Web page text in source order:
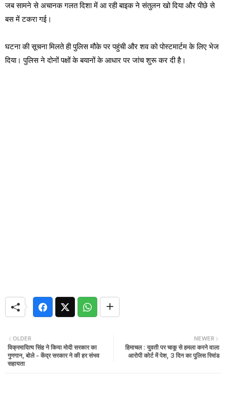
जब सामने से अचानक गलत दिशा में आ रही बाइक ने संतुलन खो दिया और पीछे से
बस में टकरा गई।
घटना की सूचना मिलते ही पुलिस मौके पर पहुंची और शव को पोस्टमार्टम के लिए भेज
दिया। पुलिस ने दोनों पक्षों के बयानों के आधार पर जांच शुरू कर दी है।
NEWER
हिमाचल : युवती पर चाकू से हमला करने वाला
आरोपी कोर्ट में पेश, 3 दिन का पुलिस रिमांड
OLDER
विक्रमादित्य सिंह ने किया मोदी सरकार का
गुणगान, बोले - केंद्र सरकार ने की हर संभव
सहायता